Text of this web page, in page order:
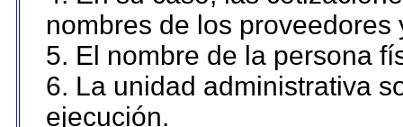
nombres de los proveedores
5. El nombre de la persona
6. La unidad administrativa
ejecución.